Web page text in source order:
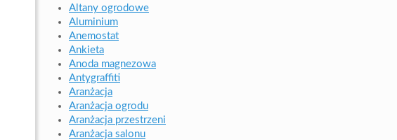
Altany ogrodowe
Aluminium
Anemostat
Ankieta
Anoda magnezowa
Antygraffiti
Aranżacja
Aranżacja ogrodu
Aranżacja przestrzeni
Aranżacja salonu